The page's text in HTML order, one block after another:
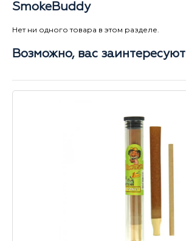
SmokeBuddy
Нет ни одного товара в этом разделе.
Возможно, вас заинтересуют